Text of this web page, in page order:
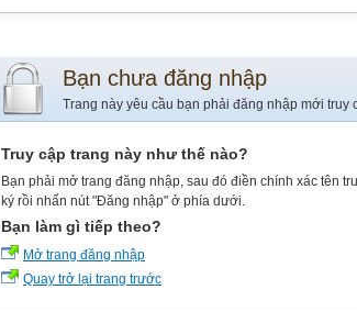
Bạn chưa đăng nhập
Trang này yêu cầu bạn phải đăng nhập mới truy
Truy cập trang này như thế nào?
Bạn phải mở trang đăng nhập, sau đó điền chính xác tên
ký rồi nhấn nút "Đăng nhập" ở phía dưới.
Bạn làm gì tiếp theo?
Mở trang đăng nhập
Quay trở lại trang trước